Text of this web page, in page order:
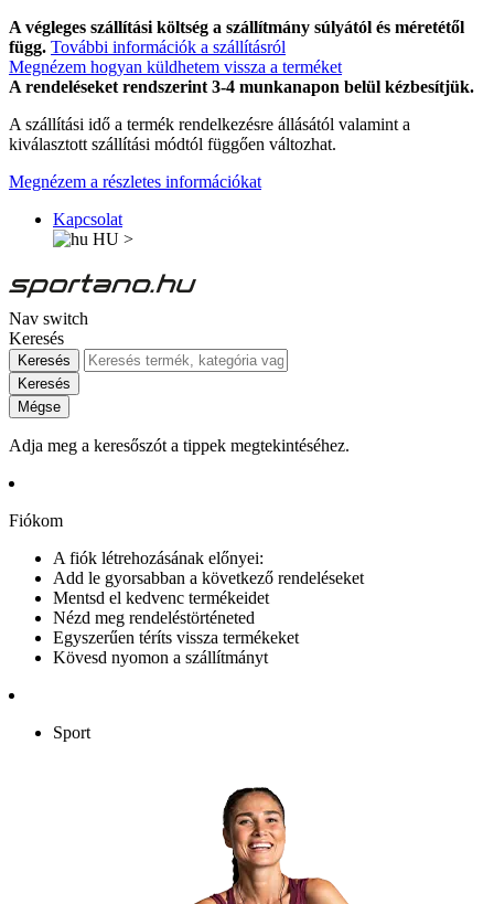
A végleges szállítási költség a szállítmány súlyától és méretétől
függ. További információk a szállításról
Megnézem hogyan küldhetem vissza a terméket
A rendeléseket rendszerint 3-4 munkanapon belül kézbesítjük.
A szállítási idő a termék rendelkezésre állásától valamint a
kiválasztott szállítási módtól függően változhat.
Megnézem a részletes információkat
Kapcsolat
HU >
Nav switch
Keresés
Keresés
Keresés
Mégse
Adja meg a keresőszót a tippek megtekintéséhez.
Fiókom
A fiók létrehozásának előnyei:
Add le gyorsabban a következő rendeléseket
Mentsd el kedvenc termékeidet
Nézd meg rendeléstörténeted
Egyszerűen téríts vissza termékeket
Kövesd nyomon a szállítmányt
Sport